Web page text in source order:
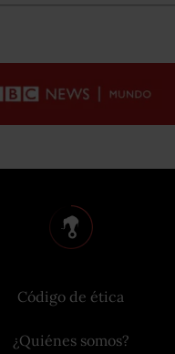
Código de ética
¿Quiénes somos?